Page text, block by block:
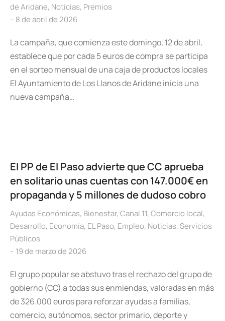
de Aridane, Noticias, Premios
8 de abril de 2026
La campaña, que comienza este domingo, 12 de abril,
establece que por cada 5 euros de compra se participa
en el sorteo mensual de una caja de productos locales
El Ayuntamiento de Los Llanos de Aridane inicia una
nueva campaña…
El PP de El Paso advierte que CC aprueba
en solitario unas cuentas con 147.000€ en
propaganda y 5 millones de dudoso cobro
Ayudas Económicas, Bienestar, Canal 11, Comercio local,
Desarrollo, Economía, EL Paso, Empleo, Noticias, Servicios
Públicos
19 de marzo de 2026
El grupo popular se abstuvo tras el rechazo del grupo de
gobierno (CC) a todas sus enmiendas, valoradas en más
de 326.000 euros para reforzar ayudas a familias,
comercio, autónomos, sector primario, deporte y